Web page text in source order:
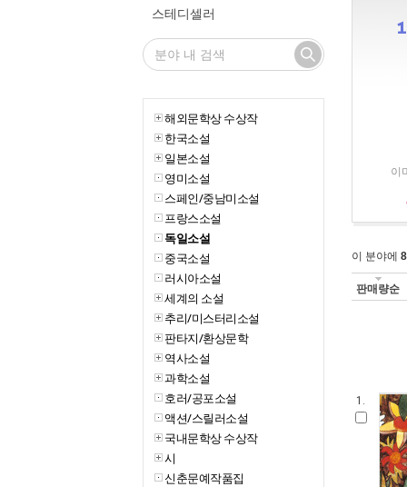
스테디셀러
해외문학상 수상작
한국소설
일본소설
영미소설
스페인/중남미소설
프랑스소설
독일소설
중국소설
러시아소설
세계의 소설
추리/미스터리소설
판타지/환상문학
역사소설
과학소설
호러/공포소설
액션/스릴러소설
국내문학상 수상작
시
신춘문예작품집
이
이 분야에
판매량순
1.